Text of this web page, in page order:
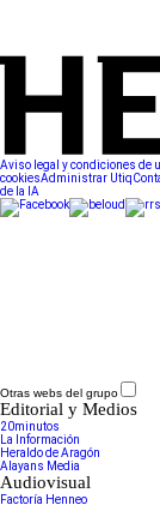
Aviso legal y condiciones de
cookiesAdministrar Utiq
de la IA
Otras webs del grupo
Editorial y Medios
20minutos
La Información
Heraldo de Aragón
Alayans Media
Audiovisual
Factoría Henneo